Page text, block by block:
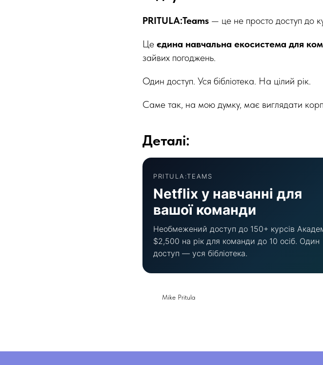
PRITULA:Teams — це не просто доступ до
Це єдина навчальна екосистема для
зайвих погоджень.
Один доступ. Уся бібліотека. На цілий рік.
Саме так, на мою думку, має виглядати
Деталі:
PRITULA:TEAMS
Netflix у навчанні для
вашої команди
Необмежений доступ до 150+ курсів
$2,500 на рік для команди до 10 осіб. Один
доступ — уся бібліотека.
Mike Pritula